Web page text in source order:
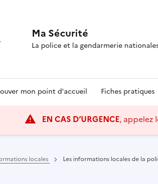
Ma Sécurité
La police et la gendarmerie
mon point d'accueil Fiches pratiques
EN CAS D’URGENCE, appelez
locales Les informations locales de la